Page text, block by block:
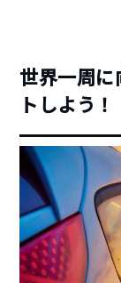
世界一周に
トしよう！